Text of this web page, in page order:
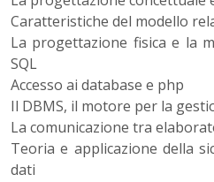
Caratteristiche del modello
La progettazione fisica e la
SQL
Accesso ai database e php
Il DBMS, il motore per la
La comunicazione tra
Teoria e applicazione della
dati